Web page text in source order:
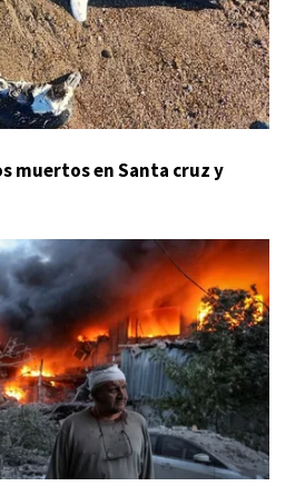
muertos en Santa cruz y